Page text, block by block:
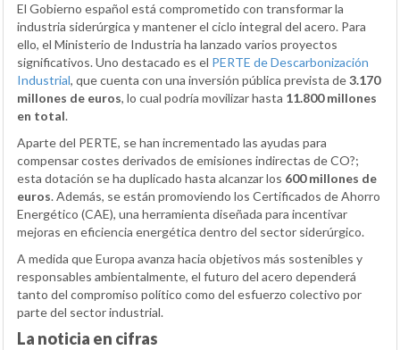
El Gobierno español está comprometido con transformar la
industria siderúrgica y mantener el ciclo integral del acero. Para
ello, el Ministerio de Industria ha lanzado varios proyectos
significativos. Uno destacado es el PERTE de Descarbonización
Industrial, que cuenta con una inversión pública prevista de3.170
millones de euros, lo cual podría movilizar hasta 11.800 millones
en total.
Aparte del PERTE, se han incrementado las ayudas para
compensar costes derivados de emisiones indirectas de CO?;
esta dotación se ha duplicado hasta alcanzar los 600 millones de
euros. Además, se están promoviendo los Certificados de Ahorro
Energético (CAE), una herramienta diseñada para incentivar
mejoras en eficiencia energética dentro del sector siderúrgico.
A medida que Europa avanza hacia objetivos más sostenibles y
responsables ambientalmente, el futuro del acero dependerá
tanto del compromiso político como del esfuerzo colectivo por
parte del sector industrial.
La noticia en cifras